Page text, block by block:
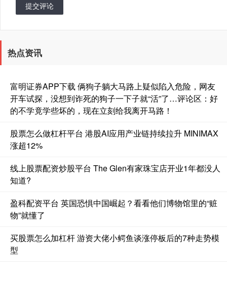
提交评论
热点资讯
富明证券APP下载 俩狗子躺大马路上疑似陷入危险，网友
开车试探，没想到诈死的狗子一下子就“活”了…评论区：好
的不学竟学些坏的，现在立刻给我离开马路！
股票怎么做杠杆平台 港股AI应用产业链持续拉升 MINIMAX
涨超12%
线上股票配资炒股平台 The Glen有家珠宝店开业1年都没人
知道?
盈科配资平台 英国恐惧中国崛起？看看他们博物馆里的“赃
物”就懂了
买股票怎么加杠杆 游资大佬小鳄鱼谈涨停板后的7种走势模
型